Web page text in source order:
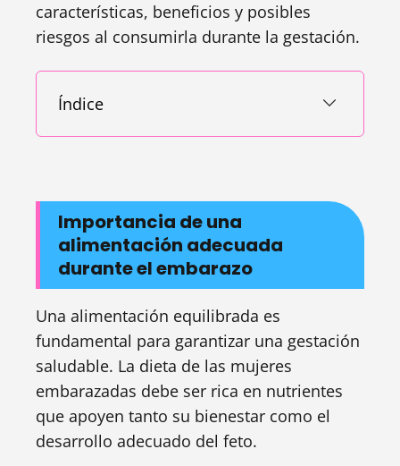
características, beneficios y posibles
riesgos al consumirla durante la gestación.
Índice
Importancia de una
alimentación adecuada
durante el embarazo
Una alimentación equilibrada es
fundamental para garantizar una gestación
saludable. La dieta de las mujeres
embarazadas debe ser rica en nutrientes
que apoyen tanto su bienestar como el
desarrollo adecuado del feto.